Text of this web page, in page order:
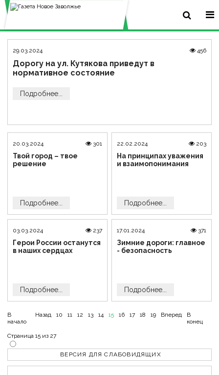
ВЕРСИЯ ДЛЯ СЛАБОВИДЯЩИХ
29.03.2024 456
Дорогу на ул. Кутякова приведут в
нормативное состояние
Подробнее...
20.03.2024 301
Твой город – твое
решение
Подробнее...
22.02.2024 203
На принципах уважения
и взаимопонимания
Подробнее...
03.03.2024 237
Герои России останутся
в наших сердцах
Подробнее...
17.01.2024 371
Зимние дороги: главное
- безопасность
Подробнее...
В
начало
Назад 10 11 12 13 14 15 16 17 18 19 Вперед
В
конец
Страница 15 из 27